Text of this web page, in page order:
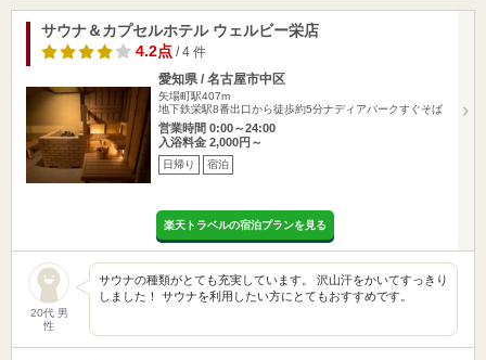
サウナ＆カプセルホテル ウェルビー栄店
4.2点 / 4 件
愛知県 / 名古屋市中区
矢場町駅407m
地下鉄栄駅8番出口から徒歩約5分ナディアパークすぐそば
営業時間 0:00～24:00
入浴料金 2,000円～
日帰り 宿泊
楽天トラベルの宿泊プランを見る
20代 男
性
サウナの種類がとても充実しています。 沢山汗をかいてすっきり
しました！ サウナを利用したい方にとてもおすすめです。